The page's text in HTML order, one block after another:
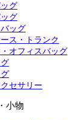
グ
グ
ッグ
ス・トランク
オフィスバッグ
セサリー
小物